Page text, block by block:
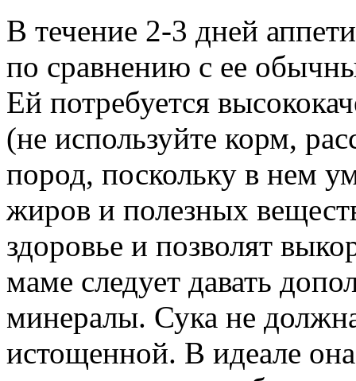
В течение 2-3 дней
по сравнению с ее
Ей потребуется
(не используйте корм,
пород, поскольку в нем
жиров и полезных
здоровье и позволят
маме следует давать
минералы. Сука не
истощенной. В идеале